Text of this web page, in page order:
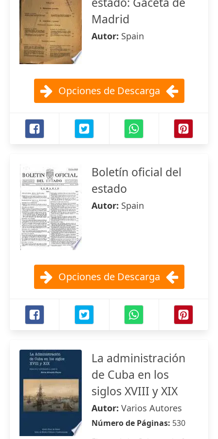
Madrid
Autor: Spain
Opciones de Descarga
Boletín oficial del
estado
Autor: Spain
Opciones de Descarga
La administración
de Cuba en los
siglos XVIII y XIX
Autor: Varios Autores
Número de Páginas: 530